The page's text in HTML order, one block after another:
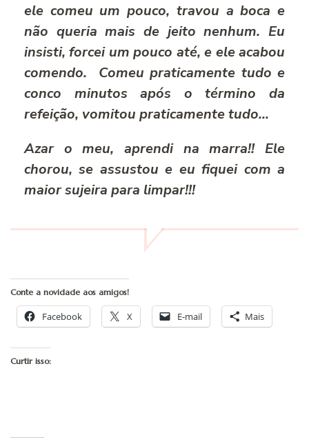
ele comeu um pouco, travou a boca e
não queria mais de jeito nenhum. Eu
insisti, forcei um pouco até, e ele acabou
comendo. Comeu praticamente tudo e
conco minutos após o término da
refeição, vomitou praticamente tudo…
Azar o meu, aprendi na marra!! Ele
chorou, se assustou e eu fiquei com a
maior sujeira para limpar!!!
Conte a novidade aos amigos!
Facebook X E-mail Mais
Curtir isso: